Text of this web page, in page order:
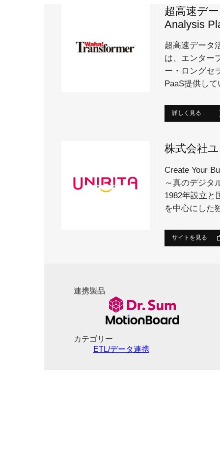
超高速デ
Analysis
超高速データ
は、エンター
ー・ロングセ
PaaS提供し
詳しく見る
株式会社
Create Your
～真のデジタ
1982年設立と
を中心にした
サイトを見る
連携製品
カテゴリー
ETL/データ連携